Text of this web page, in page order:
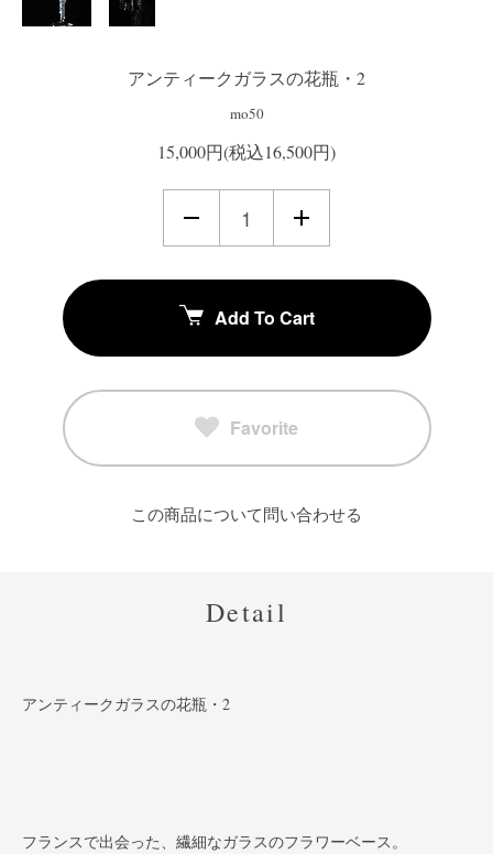
アンティークガラスの花瓶・2
mo50
15,000円(税込16,500円)
Add To Cart
Favorite
この商品について問い合わせる
Detail
アンティークガラスの花瓶・2
フランスで出会った、繊細なガラスのフラワーベース。